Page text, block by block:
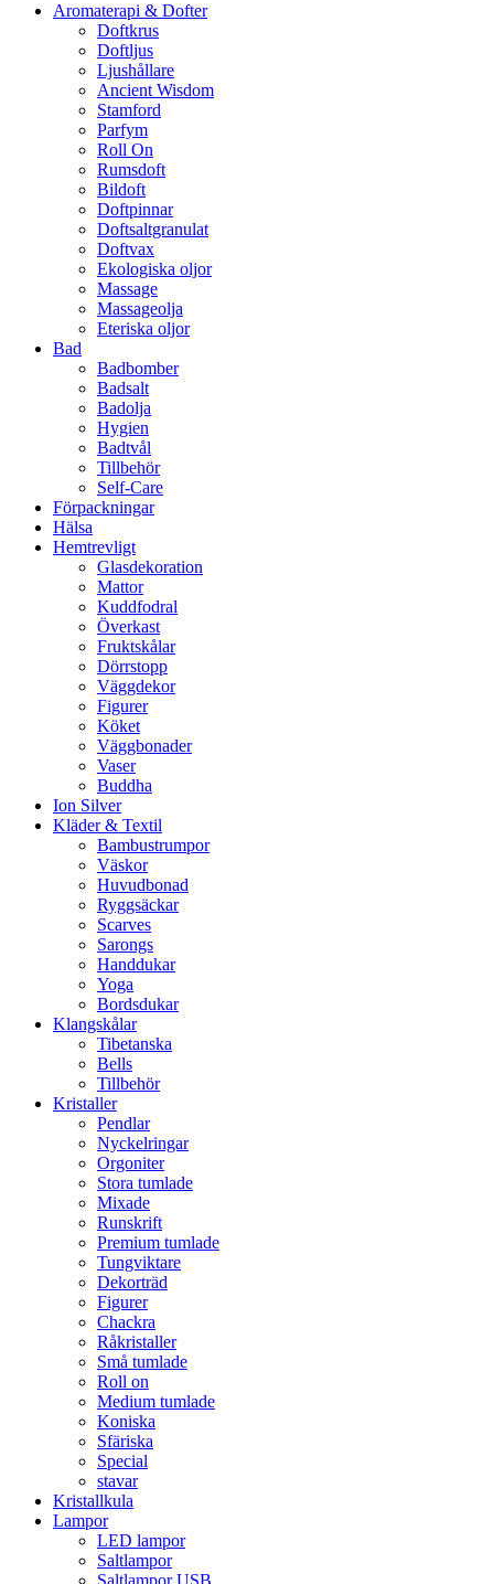
Aromaterapi & Dofter
Doftkrus
Doftljus
Ljushållare
Ancient Wisdom
Stamford
Parfym
Roll On
Rumsdoft
Bildoft
Doftpinnar
Doftsaltgranulat
Doftvax
Ekologiska oljor
Massage
Massageolja
Eteriska oljor
Bad
Badbomber
Badsalt
Badolja
Hygien
Badtvål
Tillbehör
Self-Care
Förpackningar
Hälsa
Hemtrevligt
Glasdekoration
Mattor
Kuddfodral
Överkast
Fruktskålar
Dörrstopp
Väggdekor
Figurer
Köket
Väggbonader
Vaser
Buddha
Ion Silver
Kläder & Textil
Bambustrumpor
Väskor
Huvudbonad
Ryggsäckar
Scarves
Sarongs
Handdukar
Yoga
Bordsdukar
Klangskålar
Tibetanska
Bells
Tillbehör
Kristaller
Pendlar
Nyckelringar
Orgoniter
Stora tumlade
Mixade
Runskrift
Premium tumlade
Tungviktare
Dekorträd
Figurer
Chackra
Råkristaller
Små tumlade
Roll on
Medium tumlade
Koniska
Sfäriska
Special
stavar
Kristallkula
Lampor
LED lampor
Saltlampor